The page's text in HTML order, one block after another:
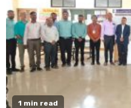
1 min read